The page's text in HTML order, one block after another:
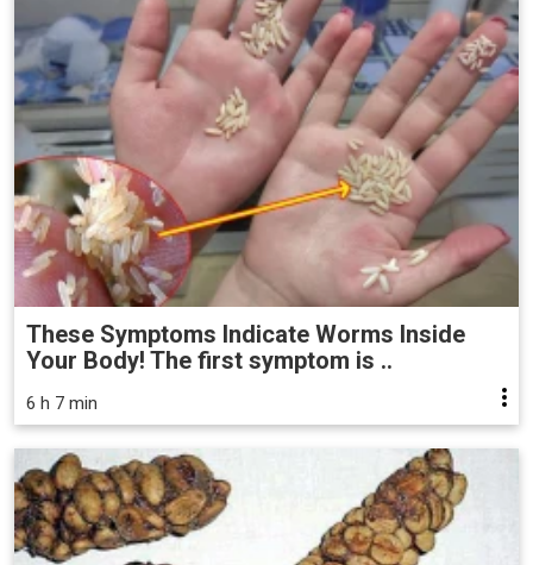
These Symptoms Indicate Worms Inside
Your Body! The first symptom is ..
6 h 7 min